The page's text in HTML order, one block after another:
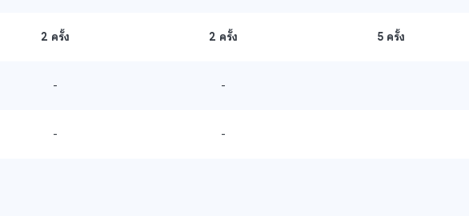
2 ครั้ง 2 ครั้ง 5 ครั้ง
- -
- -